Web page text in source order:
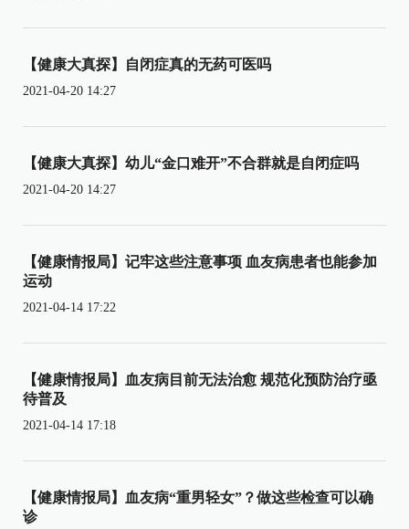
【健康大真探】自闭症真的无药可医吗
2021-04-20 14:27
【健康大真探】幼儿“金口难开”不合群就是自闭症吗
2021-04-20 14:27
【健康情报局】记牢这些注意事项 血友病患者也能参加
运动
2021-04-14 17:22
【健康情报局】血友病目前无法治愈 规范化预防治疗亟
待普及
2021-04-14 17:18
【健康情报局】血友病“重男轻女”？做这些检查可以确
诊